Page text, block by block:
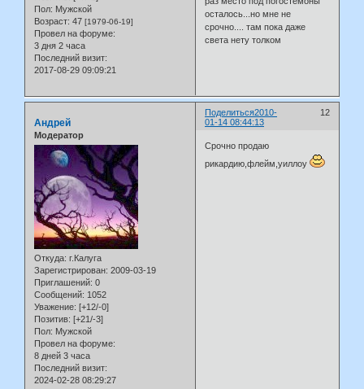
Пол: Мужской
Возраст: 47 [1979-06-19]
Провел на форуме:
3 дня 2 часа
Последний визит:
2017-08-29 09:09:21
осталось...но мне не
срочно.... там пока даже
света нету толком
Поделиться 12
2010-
01-14 08:44:13
Андрей
Модератор
Откуда: г.Калуга
Зарегистрирован: 2009-03-19
Приглашений: 0
Сообщений: 1052
Уважение: [+12/-0]
Позитив: [+21/-3]
Пол: Мужской
Провел на форуме:
8 дней 3 часа
Последний визит:
2024-02-28 08:29:27
Срочно продаю
рикардию,флейм,уиллоу